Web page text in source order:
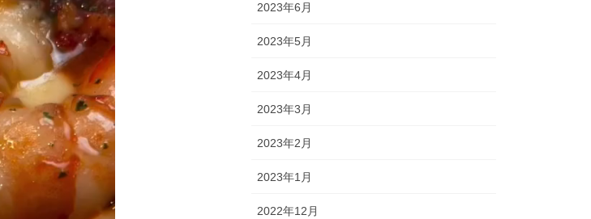
2023年6月
2023年5月
2023年4月
2023年3月
2023年2月
2023年1月
2022年12月